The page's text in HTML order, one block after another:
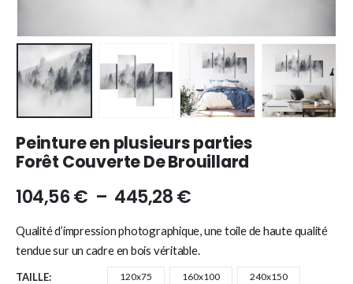
Peinture en plusieurs parties
Forêt Couverte De Brouillard
104,56€ – 445,28€
Qualité d’impression photographique, une toile de haute qualité
tendue sur un cadre en bois véritable.
TAILLE 120x75 160x100 240x150